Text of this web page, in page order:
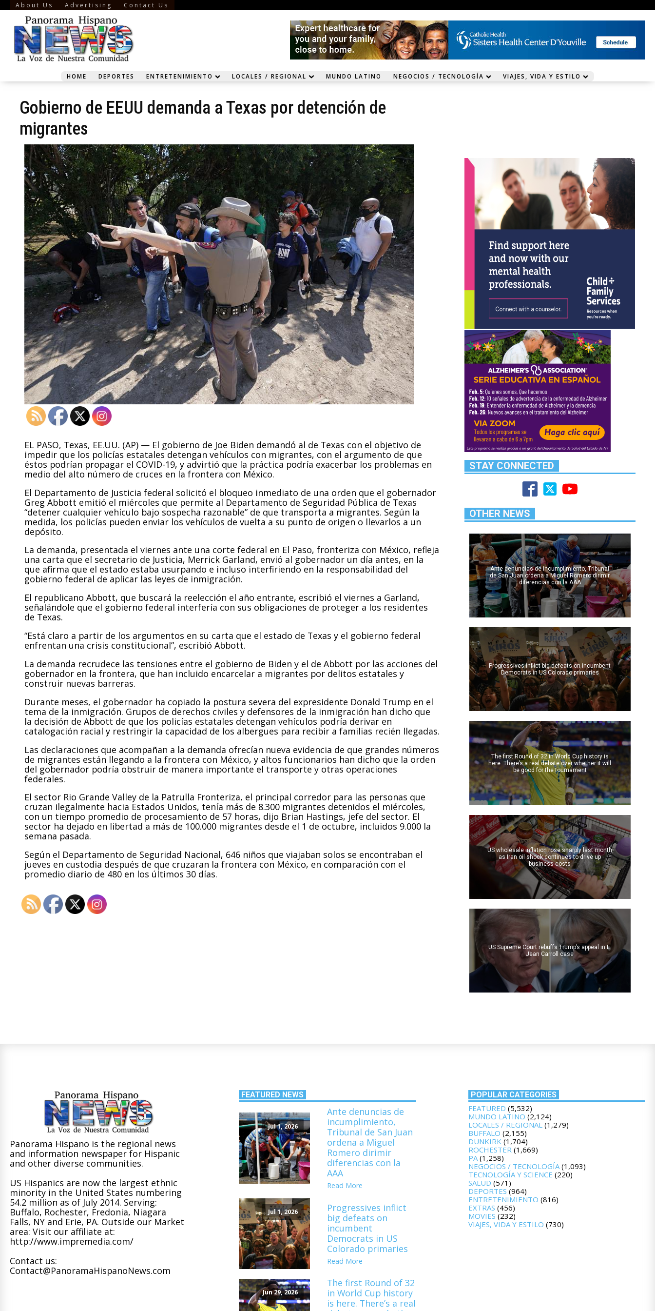
About Us Advertising Contact Us
HOME DEPORTES ENTRETENIMIENTO LOCALES / REGIONAL MUNDO LATINO NEGOCIOS / TECNOLOGÍA VIAJES, VIDA Y ESTILO
Gobierno de EEUU demanda a Texas por detención de
migrantes
EL PASO, Texas, EE.UU. (AP) — El gobierno de Joe Biden demandó al de Texas con el objetivo de
impedir que los policías estatales detengan vehículos con migrantes, con el argumento de que
éstos podrían propagar el COVID-19, y advirtió que la práctica podría exacerbar los problemas en
medio del alto número de cruces en la frontera con México.
El Departamento de Justicia federal solicitó el bloqueo inmediato de una orden que el gobernador
Greg Abbott emitió el miércoles que permite al Departamento de Seguridad Pública de Texas
“detener cualquier vehículo bajo sospecha razonable” de que transporta a migrantes. Según la
medida, los policías pueden enviar los vehículos de vuelta a su punto de origen o llevarlos a un
depósito.
La demanda, presentada el viernes ante una corte federal en El Paso, fronteriza con México, refleja
una carta que el secretario de Justicia, Merrick Garland, envió al gobernador un día antes, en la
que afirma que el estado estaba usurpando e incluso interfiriendo en la responsabilidad del
gobierno federal de aplicar las leyes de inmigración.
El republicano Abbott, que buscará la reelección el año entrante, escribió el viernes a Garland,
señalándole que el gobierno federal interfería con sus obligaciones de proteger a los residentes
de Texas.
“Está claro a partir de los argumentos en su carta que el estado de Texas y el gobierno federal
enfrentan una crisis constitucional”, escribió Abbott.
La demanda recrudece las tensiones entre el gobierno de Biden y el de Abbott por las acciones del
gobernador en la frontera, que han incluido encarcelar a migrantes por delitos estatales y
construir nuevas barreras.
Durante meses, el gobernador ha copiado la postura severa del expresidente Donald Trump en el
tema de la inmigración. Grupos de derechos civiles y defensores de la inmigración han dicho que
la decisión de Abbott de que los policías estatales detengan vehículos podría derivar en
catalogación racial y restringir la capacidad de los albergues para recibir a familias recién llegadas.
Las declaraciones que acompañan a la demanda ofrecían nueva evidencia de que grandes números
de migrantes están llegando a la frontera con México, y altos funcionarios han dicho que la orden
del gobernador podría obstruir de manera importante el transporte y otras operaciones
federales.
El sector Rio Grande Valley de la Patrulla Fronteriza, el principal corredor para las personas que
cruzan ilegalmente hacia Estados Unidos, tenía más de 8.300 migrantes detenidos el miércoles,
con un tiempo promedio de procesamiento de 57 horas, dijo Brian Hastings, jefe del sector. El
sector ha dejado en libertad a más de 100.000 migrantes desde el 1 de octubre, incluidos 9.000 la
semana pasada.
Según el Departamento de Seguridad Nacional, 646 niños que viajaban solos se encontraban el
jueves en custodia después de que cruzaran la frontera con México, en comparación con el
promedio diario de 480 en los últimos 30 días.
STAY CONNECTED
OTHER NEWS
Ante denuncias de incumplimiento, Tribunal
de San Juan ordena a Miguel Romero dirimir
diferencias con la AAA
Progressives inflict big defeats on incumbent
Democrats in US Colorado primaries
The first Round of 32 in World Cup history is
here. There’s a real debate over whether it will
be good for the tournament
US wholesale inflation rose sharply last month
as Iran oil shock continues to drive up
business costs
US Supreme Court rebuffs Trump’s appeal in E.
Jean Carroll case
Panorama Hispano is the regional news
and information newspaper for Hispanic
and other diverse communities.
US Hispanics are now the largest ethnic
minority in the United States numbering
54.2 million as of July 2014. Serving:
Buffalo, Rochester, Fredonia, Niagara
Falls, NY and Erie, PA. Outside our Market
area: Visit our affiliate at:
http://www.impremedia.com/
Contact us:
Contact@PanoramaHispanoNews.com
FEATURED NEWS
Jul 1, 2026
Ante denuncias de
incumplimiento,
Tribunal de San Juan
ordena a Miguel
Romero dirimir
diferencias con la
AAA
Read More
Jul 1, 2026
Progressives inflict
big defeats on
incumbent
Democrats in US
Colorado primaries
Read More
Jun 29, 2026
The first Round of 32
in World Cup history
is here. There’s a real
POPULAR CATEGORIES
FEATURED (5,532)
MUNDO LATINO (2,124)
LOCALES / REGIONAL(1,279)
BUFFALO (2,155)
DUNKIRK(1,704)
ROCHESTER(1,669)
PA(1,258)
NEGOCIOS / TECNOLOGÍA(1,093)
TECNOLOGÍA Y SCIENCE (220)
SALUD (571)
DEPORTES (964)
ENTRETENIMIENTO (816)
EXTRAS (456)
MOVIES (232)
VIAJES, VIDA Y ESTILO (730)